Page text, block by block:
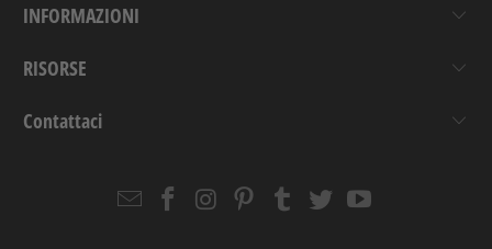
INFORMAZIONI
RISORSE
Contattaci
EmailStrapcode
Strapcode
Strapcode
Strapcode
Strapcode